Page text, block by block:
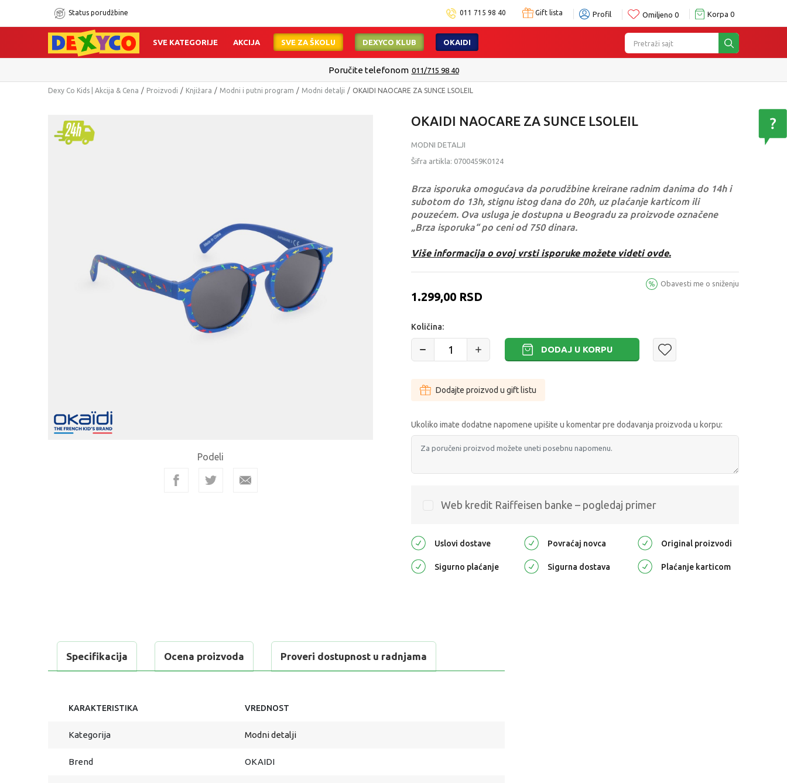
Status porudžbine 011 715 98 40 Gift lista Profil Omiljeno 0 Korpa 0
Pretraži sajt
SVE KATEGORIJE AKCIJA SVE ZA ŠKOLU DEXYCO KLUB OKAIDI
Poručite telefonom 011/715 98 40
Dexy Co Kids | Akcija & Cena Proizvodi Knjižara Modni i putni program Modni detalji OKAIDI NAOCARE ZA SUNCE LSOLEIL
Podeli
OKAIDI NAOCARE ZA SUNCE LSOLEIL
MODNI DETALJI
Šifra artikla: 0700459K0124
Brza isporuka omogućava da porudžbine kreirane radnim danima do 14h i
subotom do 13h, stignu istog dana do 20h, uz plaćanje karticom ili
pouzećem. Ova usluga je dostupna u Beogradu za proizvode označene
„Brza isporuka“ po ceni od 750 dinara.
Više informacija o ovoj vrsti isporuke možete videti ovde.
1.299,00 RSD
Obavesti me o sniženju
Količina:
DODAJ U KORPU
Dodajte proizvod u gift listu
Ukoliko imate dodatne napomene upišite u komentar pre dodavanja proizvoda u korpu:
Web kredit Raiffeisen banke – pogledaj primer
Uslovi dostave Povraćaj novca Original proizvodi
Sigurno plaćanje Sigurna dostava Plaćanje karticom
Specifikacija Ocena proizvoda Proveri dostupnost u radnjama
KARAKTERISTIKA VREDNOST
Kategorija Modni detalji
Brend OKAIDI